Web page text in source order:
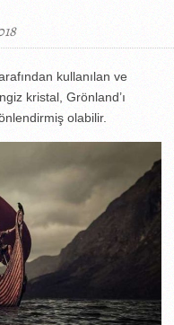
kullanılan ve
kristal, Grönland’ı
olabilir.